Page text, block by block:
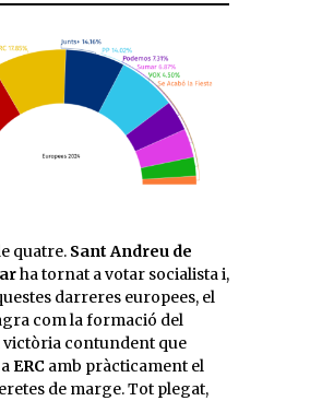
quatre. Sant Andreu de
ha tornat a votar socialista i,
darreres europees, el
com la formació del
contundent que
ERC amb pràcticament el
de marge. Tot plegat,